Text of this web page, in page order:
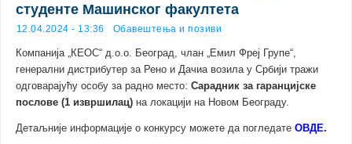
студенте Машинског факултета
12.04.2024 - 13:36 Обавештења и позиви
Компанија „КЕОС“ д.о.о. Београд, члан „Емил Фреj Групе“,
генерални дистрибутер за Рено и Дачиа возила у Србији тражи
одговарајућу особу за радно место: Сарадник за гаранцијске
послове (1 извршилац)на локацији на Новом Београду.
Детаљније информације о конкурсу можете да погледате ОВДЕ.